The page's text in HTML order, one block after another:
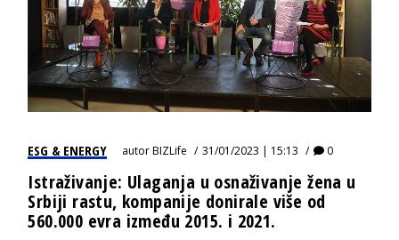
ESG & ENERGY autorBIZLife 31/01/2023 | 15:13 0
Istraživanje: Ulaganja u osnaživanje žena u
Srbiji rastu, kompanije donirale više od
560.000 evra između 2015. i 2021.